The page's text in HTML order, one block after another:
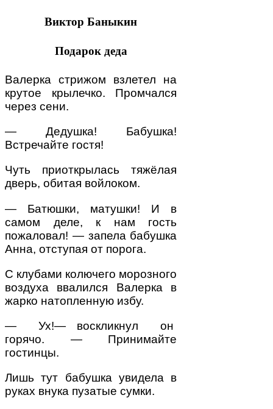
Виктор Баныкин
Подарок деда
Валерка стрижом взлетел на
крутое крылечко. Промчался
через сени.
— Дедушка! Бабушка!
Встречайте гостя!
Чуть приоткрылась тяжёлая
дверь, обитая войлоком.
— Батюшки, матушки! И в
самом деле, к нам гость
пожаловал! — запела бабушка
Анна, отступая от порога.
С клубами колючего морозного
воздуха ввалился Валерка в
жарко натопленную избу.
— Ух!— воскликнул он
горячо. — Принимайте
гостинцы.
Лишь тут бабушка увидела в
руках внука пузатые сумки.